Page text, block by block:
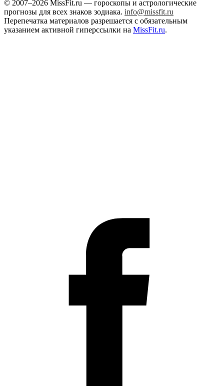
© 2007–2026 MissFit.ru — гороскопы и астрологические
прогнозы для всех знаков зодиака. info@missfit.ru
Перепечатка материалов разрешается с обязательным
указанием активной гиперссылки на MissFit.ru.